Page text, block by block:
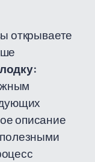
открываете
описание